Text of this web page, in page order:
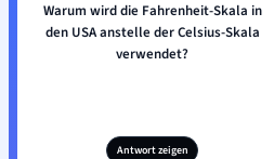
Warum wird die Fahrenheit-Skala in
den USA anstelle der Celsius-Skala
verwendet?
Antwort zeigen